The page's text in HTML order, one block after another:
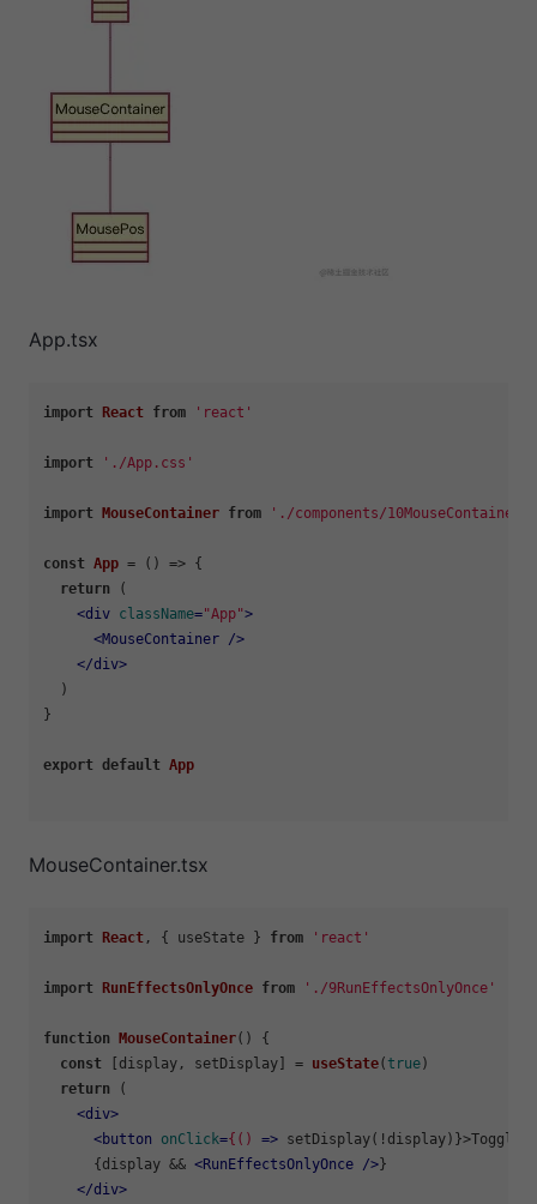
App.tsx
import React from 'react'
import './App.css'
import MouseContainer from './components/10MouseContainer'
const App = ( ) => {
return (
<div className="App">
<MouseContainer />
</div>
  )
}
export default App
MouseContainer.tsx
import React , { useState } from 'react'
import RunEffectsOnlyOnce from './9RunEffectsOnlyOnce'
function MouseContainer( ) {
const [display, setDisplay] = useState(true)
return (
<div>
<button onClick={() => setDisplay(!display)}>Toggle
      {display &&
<RunEffectsOnlyOnce />}
</div>